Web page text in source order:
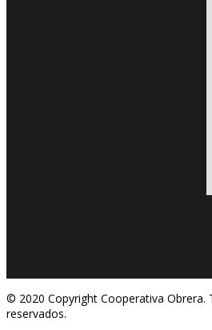
© 2020 Copyright Cooperativa Obrera.
reservados.